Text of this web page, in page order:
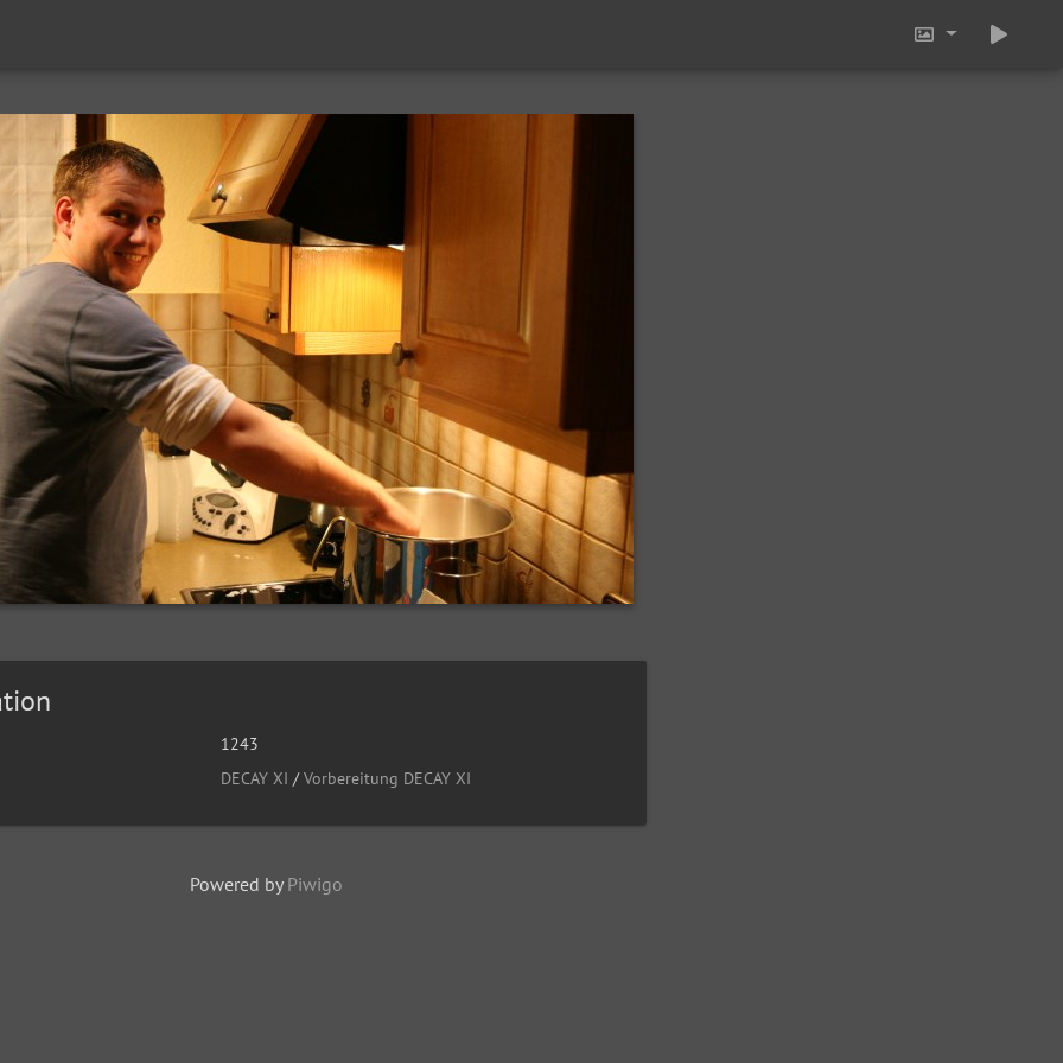
1243
DECAY XI /Vorbereitung DECAY XI
Powered by Piwigo